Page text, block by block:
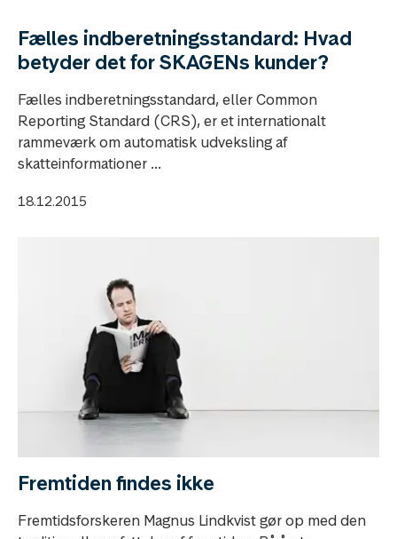
Fælles indberetningsstandard: Hvad
betyder det for SKAGENs kunder?
Fælles indberetningsstandard, eller Common
Reporting Standard (CRS), er et internationalt
rammeværk om automatisk udveksling af
skatteinformationer ...
18.12.2015
Fremtiden findes ikke
Fremtidsforskeren Magnus Lindkvist gør op med den